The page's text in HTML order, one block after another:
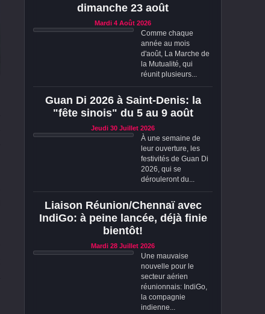
dimanche 23 août
Mardi 4 Août 2026
Comme chaque
année au mois
d'août, La Marche de
la Mutualité, qui
réunit plusieurs...
Guan Di 2026 à Saint-Denis: la
"fête sinois" du 5 au 9 août
Jeudi 30 Juillet 2026
À une semaine de
leur ouverture, les
festivités de Guan Di
2026, qui se
dérouleront du...
Liaison Réunion/Chennaï avec
IndiGo: à peine lancée, déjà finie
bientôt!
Mardi 28 Juillet 2026
Une mauvaise
nouvelle pour le
secteur aérien
réunionnais: IndiGo,
la compagnie
indienne...